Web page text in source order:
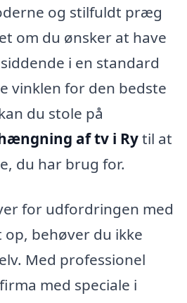
og stilfuldt præg
om du ønsker at have
i en standard
vinklen for den bedste
du stole på
af tv i Rytil at
du har brug for.
for udfordringen med
behøver du ikke
Med professionel
med speciale i